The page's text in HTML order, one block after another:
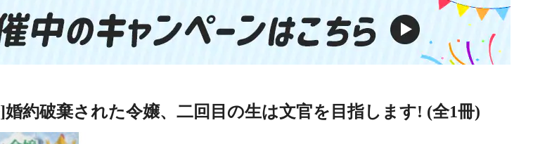
約破棄された令嬢、二回目の生は文官を目指します! (全1冊)